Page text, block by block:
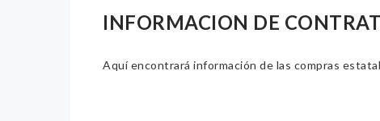
INFORMACION DE
Aquí encontrará información de las compras